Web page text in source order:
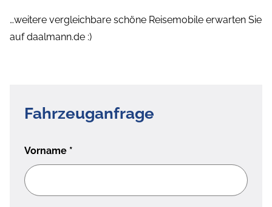
…weitere vergleichbare schöne Reisemobile erwarten Sie
auf daalmann.de :)
Fahrzeuganfrage
Vorname *